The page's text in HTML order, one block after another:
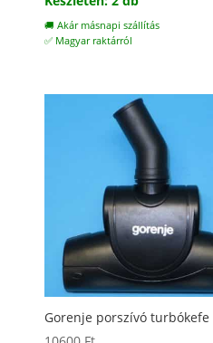
🚚 Akár másnapi szállítás
✅ Magyar raktárról
Gorenje porszívó turbókefe